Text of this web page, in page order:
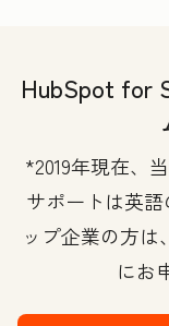
HubSpot for
*2019年現在、
サポートは英
ップ企業の方は、
にお